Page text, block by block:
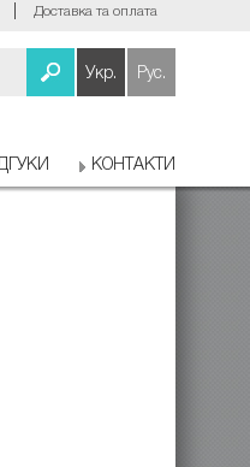
Доставка та оплата
Укр. Рус.
КОНТАКТИ